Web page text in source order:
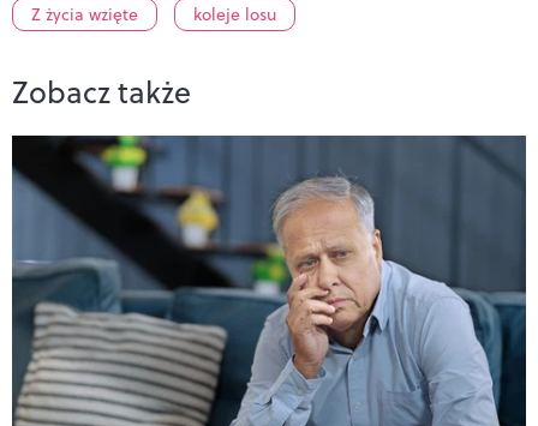
Z życia wzięte
koleje losu
Zobacz także